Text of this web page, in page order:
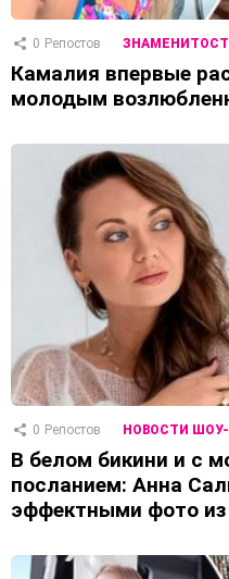
0 Репостов
Камалия впервые
молодым
0 Репостов НОВОСТИ
В белом бикини и с
посланием: Анна
эффектными фото из